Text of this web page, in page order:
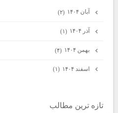
آبان ۱۴۰۴ (۲)
آذر ۱۴۰۴ (۱)
بهمن ۱۴۰۴ (۴)
اسفند ۱۴۰۴ (۱)
تازه ترين مطالب